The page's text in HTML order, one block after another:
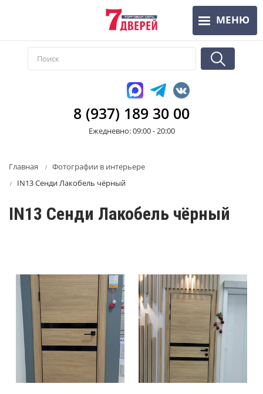
содержанию
МЕНЮ
8 (937) 189 30 00
Ежедневно: 09:00 - 20:00
Главная
Фотографии в интерьере
IN13 Сенди Лакобель чёрный
IN13 Сенди Лакобель чёрный